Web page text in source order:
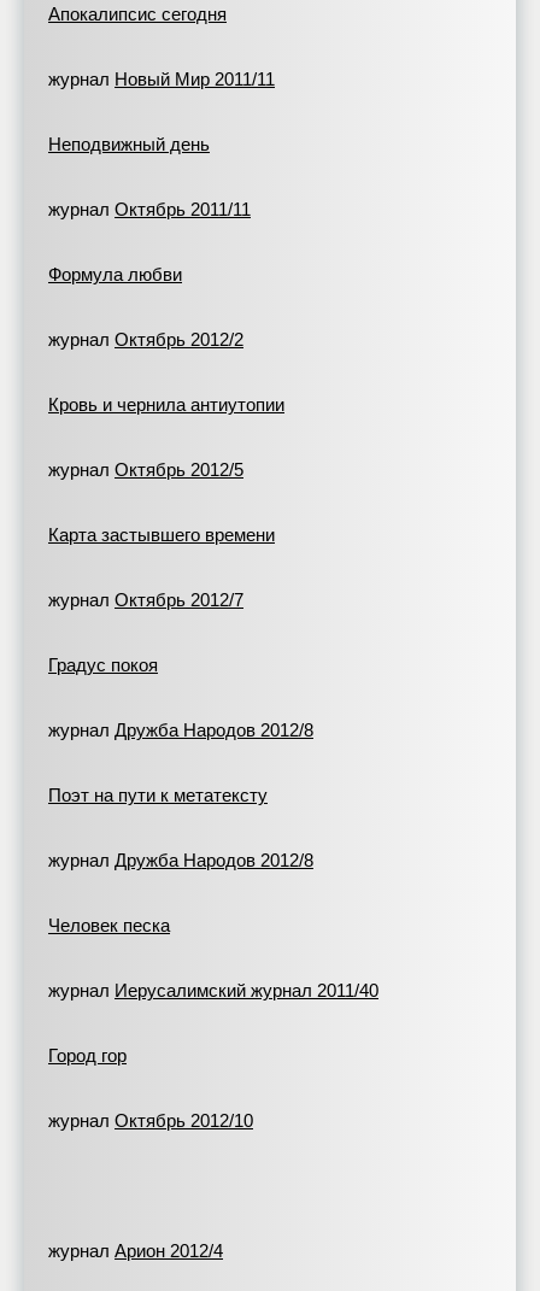
Апокалипсис сегодня
журнал Новый Мир 2011/11
Неподвижный день
журнал Октябрь 2011/11
Формула любви
журнал Октябрь 2012/2
Кровь и чернила антиутопии
журнал Октябрь 2012/5
Карта застывшего времени
журнал Октябрь 2012/7
Градус покоя
журнал Дружба Народов 2012/8
Поэт на пути к метатексту
журнал Дружба Народов 2012/8
Человек песка
журнал Иерусалимский журнал 2011/40
Город гор
журнал Октябрь 2012/10
журнал Арион 2012/4